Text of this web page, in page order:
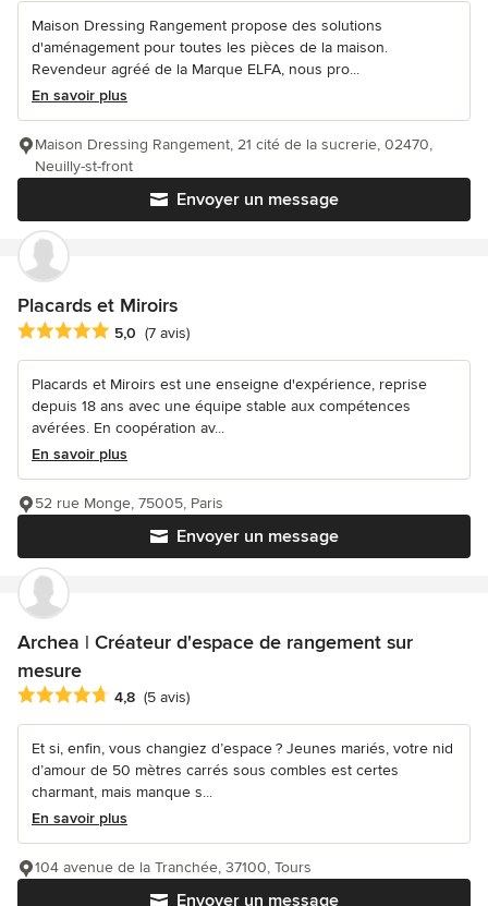
Maison Dressing Rangement propose des solutions
d'aménagement pour toutes les pièces de la maison.
Revendeur agréé de la Marque ELFA, nous pro...
En savoir plus
Envoyer un message
Maison Dressing Rangement, 21 cité de la sucrerie, 02470,
Neuilly-st-front
Placards et Miroirs
Note moyenne : 5 étoiles sur 5
5,0 (7 avis)
Placards et Miroirs est une enseigne d'expérience, reprise
depuis 18 ans avec une équipe stable aux compétences
avérées. En coopération av...
En savoir plus
Envoyer un message
52 rue Monge, 75005, Paris
Archea | Créateur d'espace de rangement sur
mesure
Note moyenne : 4.8 étoiles sur 5
4,8 (5 avis)
Et si, enfin, vous changiez d’espace ? Jeunes mariés, votre nid
d’amour de 50 mètres carrés sous combles est certes
charmant, mais manque s...
En savoir plus
Envoyer un message
104 avenue de la Tranchée, 37100, Tours